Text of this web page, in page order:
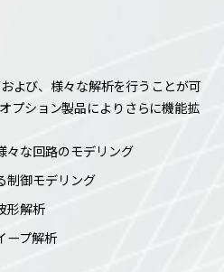
よび、様々な解析を行うことが可
プション製品によりさらに機能拡
々な回路のモデリング
制御モデリング
形解析
ープ解析